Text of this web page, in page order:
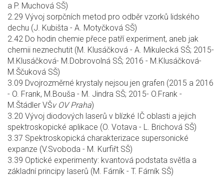
a P. Muchová SŠ)
2.29 Vývoj sorpčních metod pro odběr vzorků lidského
dechu (J. Kubišta - A. Motyčková SŠ)
2.42 Do hodin chemie přece patří experiment, aneb jak
chemii neznechutit (M. Klusáčková - A. Mikulecká SŠ; 2015-
M.Klusáčková- M.Dobrovolná SŠ; 2016 - M.Klusáčková-
M.Ščuková SŠ)
3.09 Dvojrozměrné krystaly nejsou jen grafen (2015 a 2016
- O. Frank, M.Bouša - M. Jindra SŠ; 2015- O.Frank -
M.Štádler VŠv OV Praha)
3.20 Vývoj diodových laserů v blízké IČ oblasti a jejich
spektroskopické aplikace (O. Votava - L. Brichová SŠ)
3.37 Spektroskopická charakterizace supersonické
expanze (V.Svoboda - M. Kurfiřt SŠ)
3.39 Optické experimenty: kvantová podstata světla a
základní principy laserů (M. Fárník - T. Fárník SŠ)